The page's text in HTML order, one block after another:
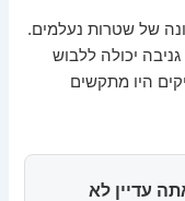
של שטרות נעלמים.
הבאים למאה ה-21! היום גניבה יכולה ללבוש
היו מתקשים
עדיין לא